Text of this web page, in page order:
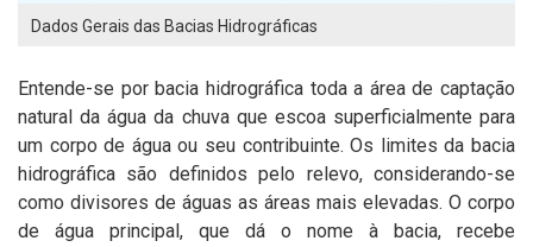
Dados Gerais das Bacias Hidrográficas
Entende-se por bacia hidrográfica toda a área de captação
natural da água da chuva que escoa superficialmente para
um corpo de água ou seu contribuinte. Os limites da bacia
hidrográfica são definidos pelo relevo, considerando-se
como divisores de águas as áreas mais elevadas. O corpo
de água principal, que dá o nome à bacia, recebe